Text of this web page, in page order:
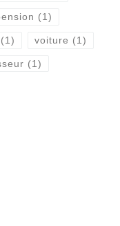
(1)
(1) voiture (1)
(1)